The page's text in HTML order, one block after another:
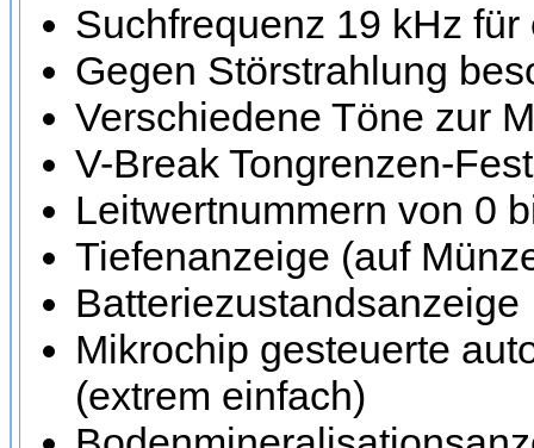
Suchfrequenz 19 kHz
Gegen Störstrahlung
Verschiedene Töne zur
V-Break Tongrenzen-
Leitwertnummern von 0
Tiefenanzeige (auf
Batteriezustandsanzeige
Mikrochip gesteuerte
(extrem einfach)